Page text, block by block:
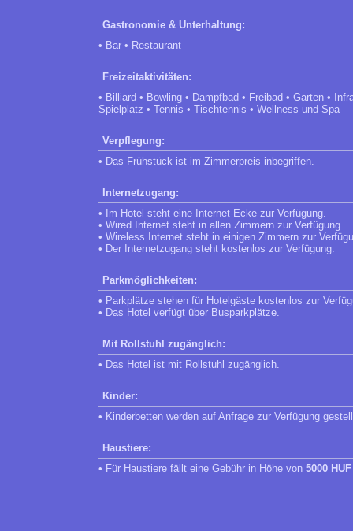
Gastronomie & Unterhaltung:
• Bar • Restaurant
Freizeitaktivitäten:
• Billiard • Bowling • Dampfbad • Freibad • Garten •
Spielplatz • Tennis • Tischtennis • Wellness und Spa
Verpflegung:
• Das Frühstück ist im Zimmerpreis inbegriffen.
Internetzugang:
• Im Hotel steht eine Internet-Ecke zur Verfügung.
• Wired Internet steht in allen Zimmern zur Verfügung.
• Wireless Internet steht in einigen Zimmern zur
• Der Internetzugang steht kostenlos zur Verfügung.
Parkmöglichkeiten:
• Parkplätze stehen für Hotelgäste kostenlos zur
• Das Hotel verfügt über Busparkplätze.
Mit Rollstuhl zugänglich:
• Das Hotel ist mit Rollstuhl zugänglich.
Kinder:
• Kinderbetten werden auf Anfrage zur Verfügung
Haustiere:
• Für Haustiere fällt eine Gebühr in Höhe von 5000 HUF